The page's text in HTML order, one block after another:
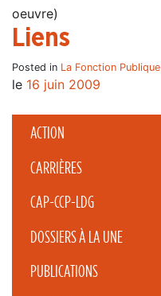
ACTION
CARRIÈRES
CAP-CCP-LDG
DOSSIERS À LA UNE
PUBLICATIONS
oeuvre)
Liens
Posted in La Fonction Publique
le 16 juin 2009